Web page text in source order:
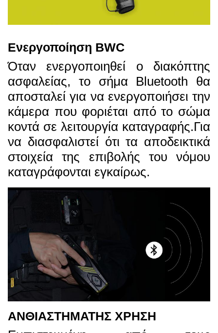
Ενεργοποίηση BWC
Όταν ενεργοποιηθεί ο διακόπτης
ασφαλείας, το σήμα Bluetooth θα
αποσταλεί για να ενεργοποιήσει την
κάμερα που φοριέται από το σώμα
κοντά σε λειτουργία καταγραφής.Για
να διασφαλιστεί ότι τα αποδεικτικά
στοιχεία της επιβολής του νόμου
καταγράφονται εγκαίρως.
ΑΝΘΙΑΣΤΗΜΑΤΗΣ ΧΡΗΣΗ